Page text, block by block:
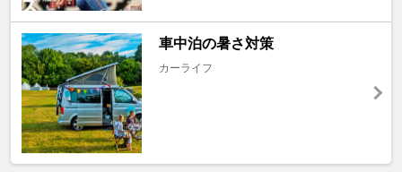
車中泊の暑さ対策
カーライフ